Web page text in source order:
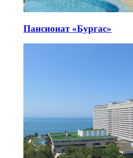
Пансионат «Бургас»